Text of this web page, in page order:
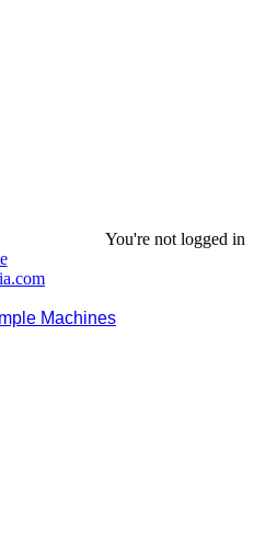
You're not logged in
Machines